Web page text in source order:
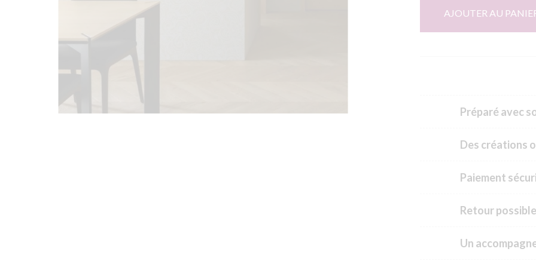
AJOUTER AU
Préparé avec
Des créations
Paiement
Retour
Un